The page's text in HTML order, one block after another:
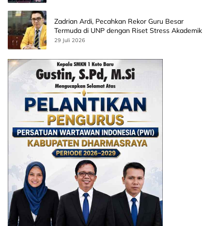
Zadrian Ardi, Pecahkan Rekor Guru Besar
Termuda di UNP dengan Riset Stress Akademik
29 Juli 2026